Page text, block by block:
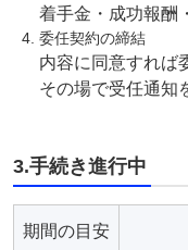
着手金・成功報酬
委任契約の締結
内容に同意すれば
その場で受任通知
3.手続き進行中
期間の目安